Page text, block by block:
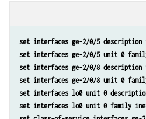
set interfaces ge-2/0/5 description
set interfaces ge-2/0/5 unit 0
set interfaces ge-2/0/8 description
set interfaces ge-2/0/8 unit 0
set interfaces lo0 unit 0
set interfaces lo0 unit 0 family inet